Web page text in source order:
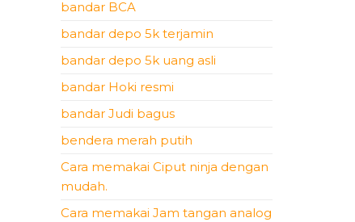
bandar BCA
bandar depo 5k terjamin
bandar depo 5k uang asli
bandar Hoki resmi
bandar Judi bagus
bendera merah putih
Cara memakai Ciput ninja dengan
mudah.
Cara memakai Jam tangan analog